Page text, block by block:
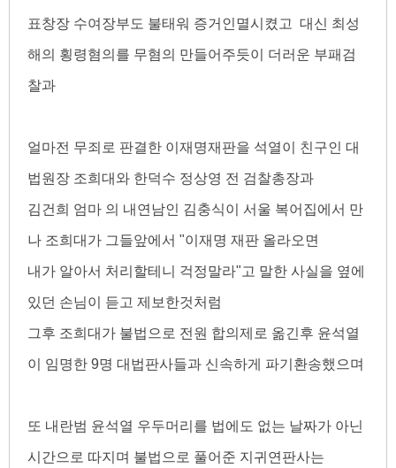
표창장 수여장부도 불태워 증거인멸시켰고 대신 최성
해의 횡령혐의를 무혐의 만들어주듯이 더러운 부패검
찰과
얼마전 무죄로 판결한 이재명재판을 석열이 친구인 대
법원장 조희대와 한덕수 정상영 전 검찰총장과
김건희 엄마 의 내연남인 김충식이 서울 복어집에서 만
나 조희대가 그들앞에서 "이재명 재판 올라오면
내가 알아서 처리할테니 걱정말라"고 말한 사실을 옆에
있던 손님이 듣고 제보한것처럼
그후 조희대가 불법으로 전원 합의제로 옮긴후 윤석열
이 임명한 9명 대법판사들과 신속하게 파기환송했으며
또 내란범 윤석열 우두머리를 법에도 없는 날짜가 아닌
시간으로 따지며 불법으로 풀어준 지귀연판사는